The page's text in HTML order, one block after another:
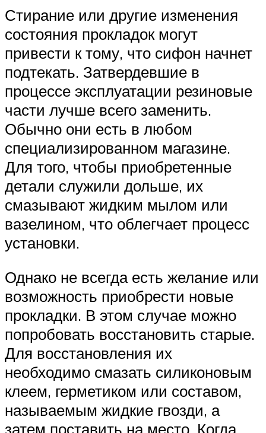
Стирание или другие изменения
состояния прокладок могут
привести к тому, что сифон начнет
подтекать. Затвердевшие в
процессе эксплуатации резиновые
части лучше всего заменить.
Обычно они есть в любом
специализированном магазине.
Для того, чтобы приобретенные
детали служили дольше, их
смазывают жидким мылом или
вазелином, что облегчает процесс
установки.
Однако не всегда есть желание или
возможность приобрести новые
прокладки. В этом случае можно
попробовать восстановить старые.
Для восстановления их
необходимо смазать силиконовым
клеем, герметиком или составом,
называемым жидкие гвозди, а
затем поставить на место. Когда